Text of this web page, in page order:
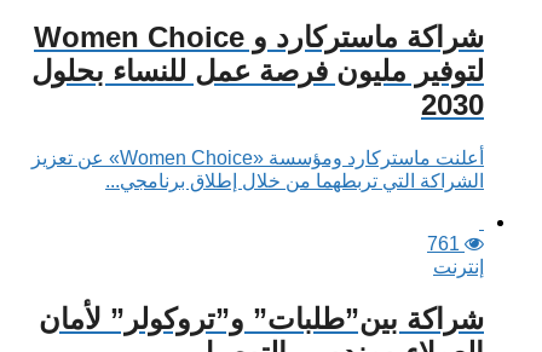
شراكة ماستركارد و Women Choice
لتوفير مليون فرصة عمل للنساء بحلول
2030
أعلنت ماستركارد ومؤسسة «Women Choice» عن تعزيز
الشراكة التي تربطهما من خلال إطلاق برنامجي...
761
إنترنت
شراكة بين”طلبات” و”تروكولر” لأمان